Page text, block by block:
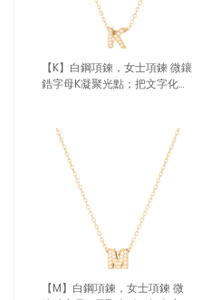
【K】白鋼項鍊，女士項鍊 微鑲
鋯字母K凝聚光點；把文字化為
【M】白鋼項鍊，女士項鍊 微